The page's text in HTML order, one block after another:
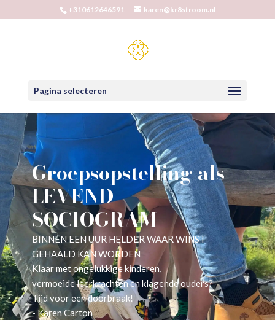
+310612646591 karen@kr8stroom.nl
Pagina selecteren
Groepsopstelling als
LEVEND
SOCIOGRAM
BINNEN EEN UUR HELDER WAAR WINST
GEHAALD KAN WORDEN
Klaar met ongelukkige kinderen,
vermoeide leerkrachten en klagende ouders?
Tijd voor een doorbraak!
- Karen Carton